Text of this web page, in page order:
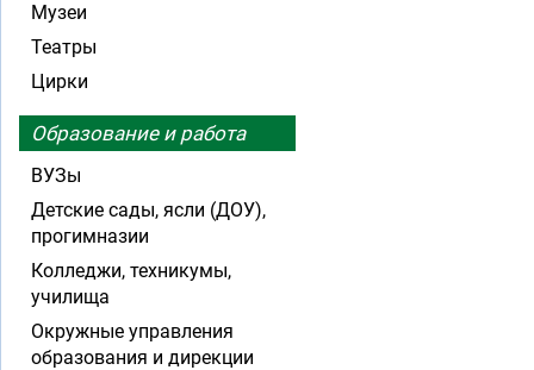
Музеи
Театры
Цирки
Образование и работа
ВУЗы
Детские сады, ясли (ДОУ),
прогимназии
Колледжи, техникумы,
училища
Окружные управления
образования и дирекции